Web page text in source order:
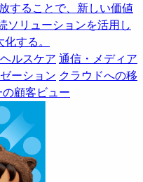
することで、新しい価値
ソリューションを活用し
する。
ヘルスケア 通信・メディア
ーション クラウドへの移
顧客ビュー